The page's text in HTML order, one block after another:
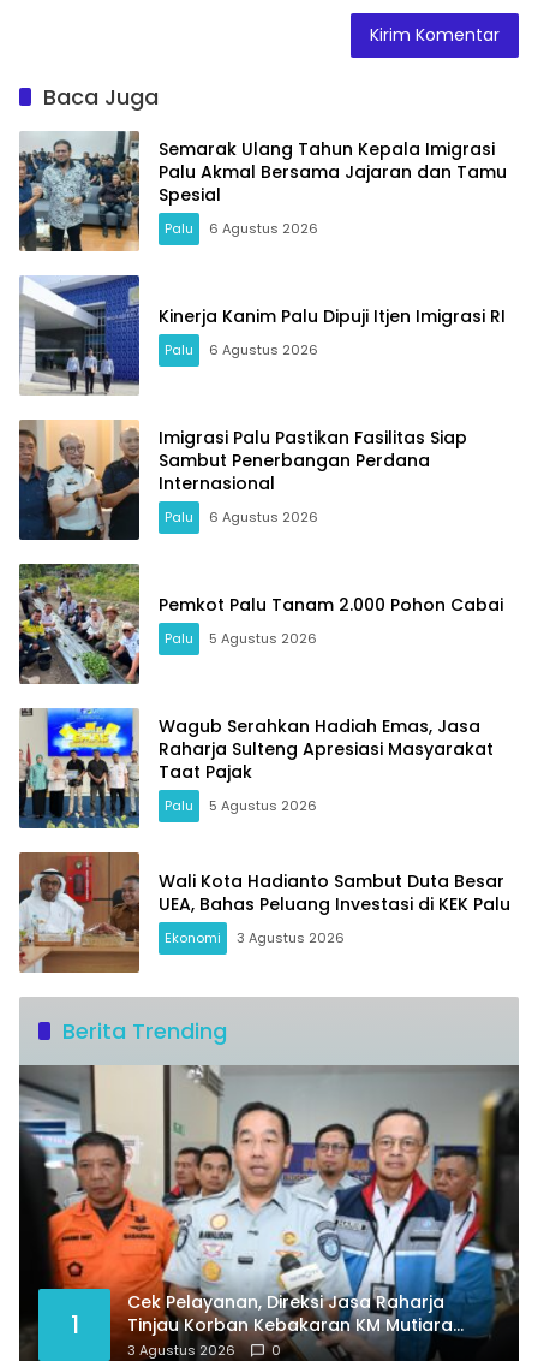
Baca Juga
Semarak Ulang Tahun Kepala Imigrasi
Palu Akmal Bersama Jajaran dan Tamu
Spesial
Palu 6 Agustus 2026
Kinerja Kanim Palu Dipuji Itjen Imigrasi RI
Palu 6 Agustus 2026
Imigrasi Palu Pastikan Fasilitas Siap
Sambut Penerbangan Perdana
Internasional
Palu 6 Agustus 2026
Pemkot Palu Tanam 2.000 Pohon Cabai
Palu 5 Agustus 2026
Wagub Serahkan Hadiah Emas, Jasa
Raharja Sulteng Apresiasi Masyarakat
Taat Pajak
Palu 5 Agustus 2026
Wali Kota Hadianto Sambut Duta Besar
UEA, Bahas Peluang Investasi di KEK Palu
Ekonomi 3 Agustus 2026
Berita Trending
1
Cek Pelayanan, Direksi Jasa Raharja
Tinjau Korban Kebakaran KM Mutiara
Sentosa II
3 Agustus 2026 0